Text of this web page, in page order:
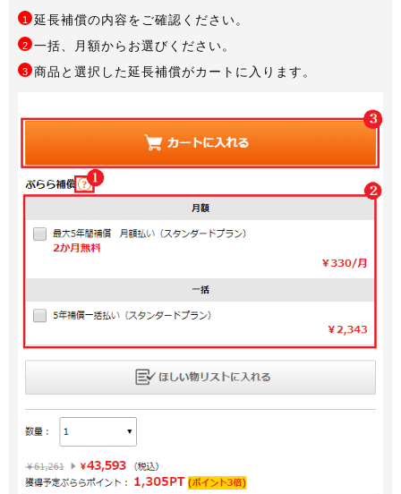
1 延長補償の内容をご確認ください。
2 一括、月額からお選びください。
3 商品と選択した延長補償がカートに入ります。